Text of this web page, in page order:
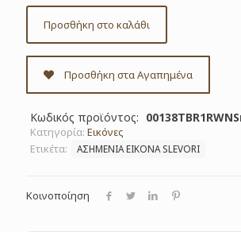
Προσθήκη στο καλάθι
Προσθήκη στα Αγαπημένα
Κωδικός προϊόντος:
Κατηγορία: Εικόνες
Ετικέτα:
ΑΣΗΜΕΝΙΑ ΕΙΚΟΝΑ SLEVORI
Κοινοποίηση